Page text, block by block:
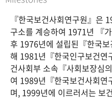
연구 역사
정책과 연구 키워드로 보는
간행물 변천사
기록물 아카이브
『한국보건사회연구원』은
구소를 계승하여 1971년 『
후 1976년에 설립된『한국
해 1981년『한국인구보건연
건사회부 소속『사회보장심
여 1989년『한국보건사회연
며, 1999년에 이르러서는 보